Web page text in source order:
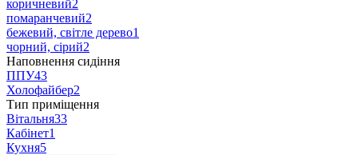
коричневий2
помаранчевий2
бежевий, світле дерево1
чорний, сірий2
Наповнення сидіння
ППУ43
Холофайбер2
Тип приміщення
Вітальня33
Кабінет1
Кухня5